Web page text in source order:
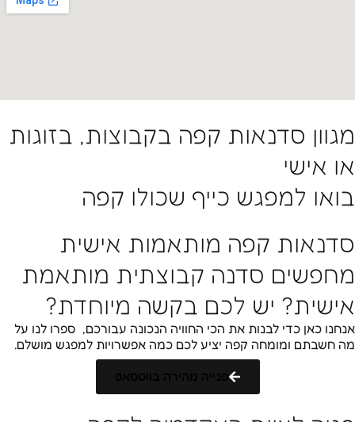
מגוון סדנאות קפה בקבוצות, בזוגות
או אישי
בואו למפגש כייף שכולו קפה
סדנאות קפה מותאמות אישית
מחפשים סדנה קבוצתית מותאמת
אישית? יש לכם בקשה מיוחדת?
אנחנו כאן כדי לבנות את הכי החוויה הנכונה עבורכם, ספרו לנו על
מה חשבתם ומומחה קפה יציע לכם כמה אפשרויות למפגש מושלם.